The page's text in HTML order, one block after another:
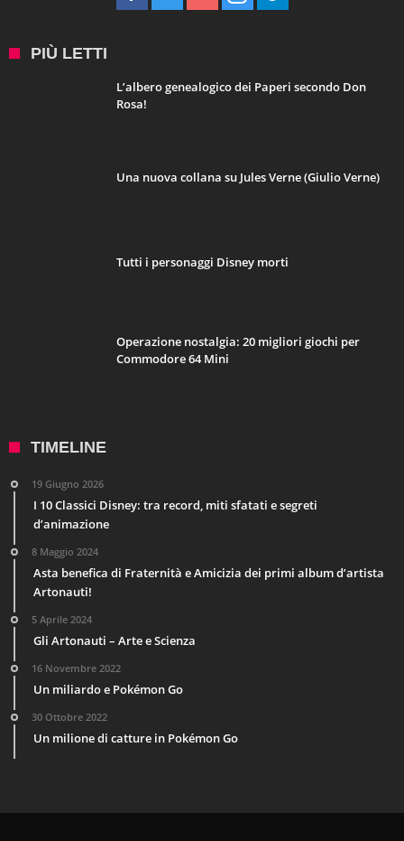
PIÙ LETTI
L’albero genealogico dei Paperi secondo Don
Rosa!
Una nuova collana su Jules Verne (Giulio Verne)
Tutti i personaggi Disney morti
Operazione nostalgia: 20 migliori giochi per
Commodore 64 Mini
TIMELINE
19 Giugno 2026
I 10 Classici Disney: tra record, miti sfatati e segreti
d’animazione
8 Maggio 2024
Asta benefica di Fraternità e Amicizia dei primi album d’artista
Artonauti!
5 Aprile 2024
Gli Artonauti – Arte e Scienza
16 Novembre 2022
Un miliardo e Pokémon Go
30 Ottobre 2022
Un milione di catture in Pokémon Go